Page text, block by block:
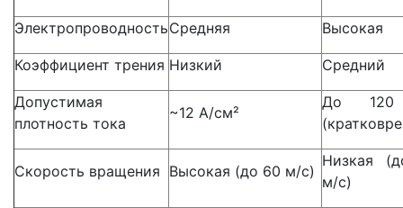
ЭлектропроводностьСредняя Высокая
Коэффициент трения Низкий Средний
Допустимая
плотность тока
~12 А/см²
До 120
Скорость вращения Высокая (до 60 м/с)
Низкая
м/с)